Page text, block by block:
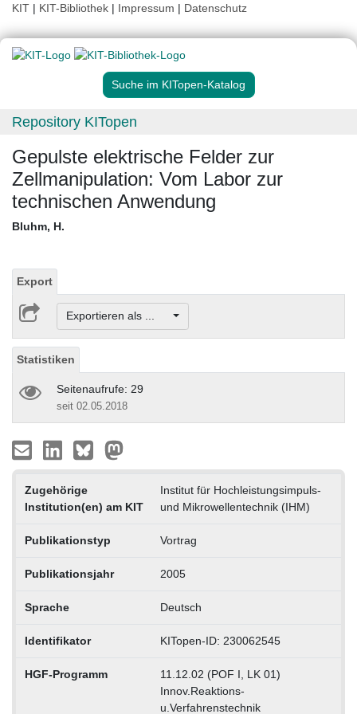
KIT | KIT-Bibliothek | Impressum | Datenschutz
Suche im KITopen-Katalog
Repository KITopen
Gepulste elektrische Felder zur
Zellmanipulation: Vom Labor zur
technischen Anwendung
Bluhm, H.
Export
Exportieren als ...
Statistiken
Seitenaufrufe: 29
seit 02.05.2018
Zugehörige
Institution(en) am KIT
Institut für Hochleistungsimpuls-
und Mikrowellentechnik (IHM)
Publikationstyp Vortrag
Publikationsjahr 2005
Sprache Deutsch
Identifikator KITopen-ID: 230062545
HGF-Programm
11.12.02 (POF I, LK 01)
Innov.Reaktions-
u.Verfahrenstechnik